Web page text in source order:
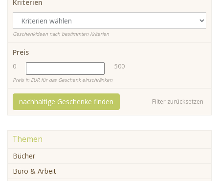
Kriterien
Geschenkideen nach bestimmten Kriterien
Preis
0 500
Preis in EUR für das Geschenk einschränken
Filter zurücksetzen
nachhaltige Geschenke finden
Themen
Bücher
Büro & Arbeit